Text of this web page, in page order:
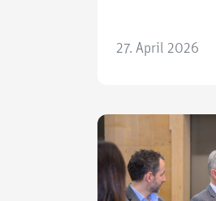
27. April 2026